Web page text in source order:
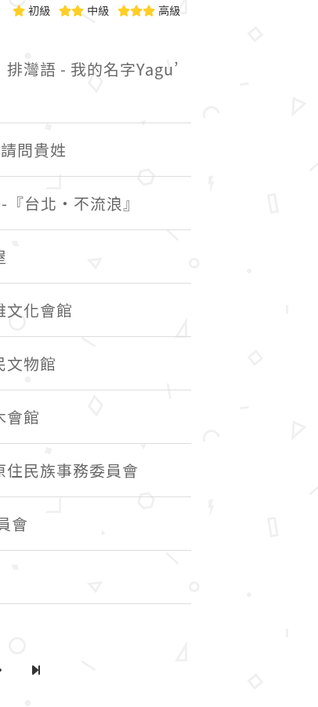
初級 中級 高級
灣語 - 我的名字Yagu’
問貴姓
台北・不流浪』
文化會館
文物館
會館
住民族事務委員會
會
一頁最後一頁